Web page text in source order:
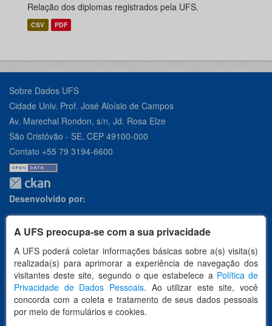
A UFS preocupa-se com a sua privacidade
A UFS poderá coletar informações básicas sobre a(s) visita(s)
realizada(s) para aprimorar a experiência de navegação dos
visitantes deste site, segundo o que estabelece a Política de
Privacidade de Dados Pessoais. Ao utilizar este site, você
concorda com a coleta e tratamento de seus dados pessoais
por meio de formulários e cookies.
Relação dos diplomas registrados pela UFS.
CSV PDF
Sobre Dados UFS
Cidade Univ. Prof. José Aloísio de Campos
Av. Marechal Rondon, s/n, Jd. Rosa Elze
São Cristóvão - SE, CEP 49100-000
Contato +55 79 3194-6600
Desenvolvido por:
Apoio: